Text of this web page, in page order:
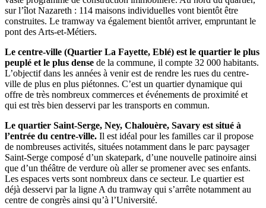
sur l’îlot Nazareth : 114 maisons individuelles vont bientôt être
construites. Le tramway va également bientôt arriver, empruntant le
pont des Arts-et-Métiers.
Le centre-ville (Quartier La Fayette, Eblé) est le quartier le plus
peuplé et le plus dense de la commune, il compte 32 000 habitants.
L’objectif dans les années à venir est de rendre les rues du centre-
ville de plus en plus piétonnes. C’est un quartier dynamique qui
offre de très nombreux commerces et événements de proximité et
qui est très bien desservi par les transports en commun.
Le quartier Saint-Serge, Ney, Chalouère, Savary est situé à
l’entrée du centre-ville. Il est idéal pour les familles car il propose
de nombreuses activités, situées notamment dans le parc paysager
Saint-Serge composé d’un skatepark, d’une nouvelle patinoire ainsi
que d’un théâtre de verdure où aller se promener avec ses enfants.
Les espaces verts sont nombreux dans ce secteur. Le quartier est
déjà desservi par la ligne A du tramway qui s’arrête notamment au
centre de congrès ainsi qu’à l’Université.